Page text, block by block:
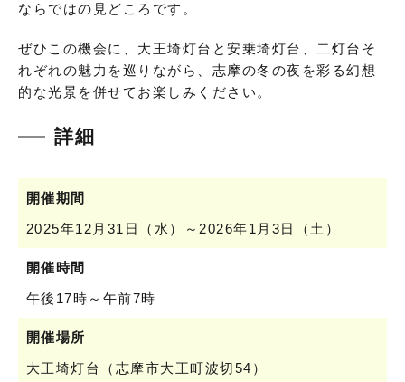
ならではの見どころです。
ぜひこの機会に、大王埼灯台と安乗埼灯台、二灯台そ
れぞれの魅力を巡りながら、志摩の冬の夜を彩る幻想
的な光景を併せてお楽しみください。
詳細
開催期間
2025年12月31日（水）～2026年1月3日（土）
開催時間
午後17時～午前7時
開催場所
大王埼灯台（志摩市大王町波切54）